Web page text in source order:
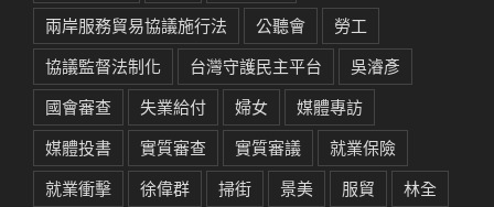
兩岸服務貿易協議施行法
公聽會
勞工
協議監督法制化
台灣守護民主平台
吳濬彥
國會審查
失業給付 婦女
媒體專訪
媒體投書
實質審查 實質審議
就業保險
就業衝擊
徐偉群 掃街 景美 服貿
林全